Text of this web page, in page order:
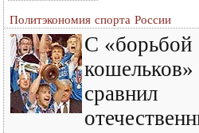
Политэкономия спорта России
С «борьбой
кошельков»
сравнил